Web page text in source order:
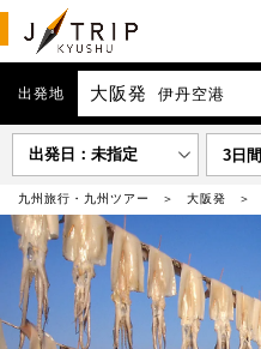
出発地 大阪発 伊丹空港
出発日：未指定 3日間
九州旅行・九州ツアー 大阪発